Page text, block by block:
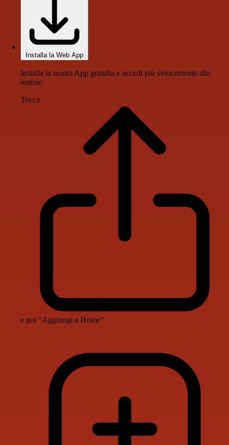
Installa la Web App
Installa la nostra App gratuita e accedi più velocemente alle
notizie
Tocca
e poi "Aggiungi a Home"